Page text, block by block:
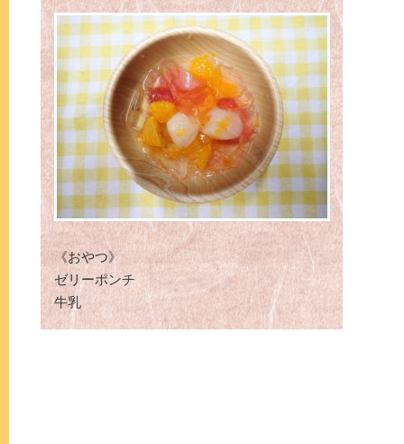
《おやつ》
ゼリーポンチ
牛乳